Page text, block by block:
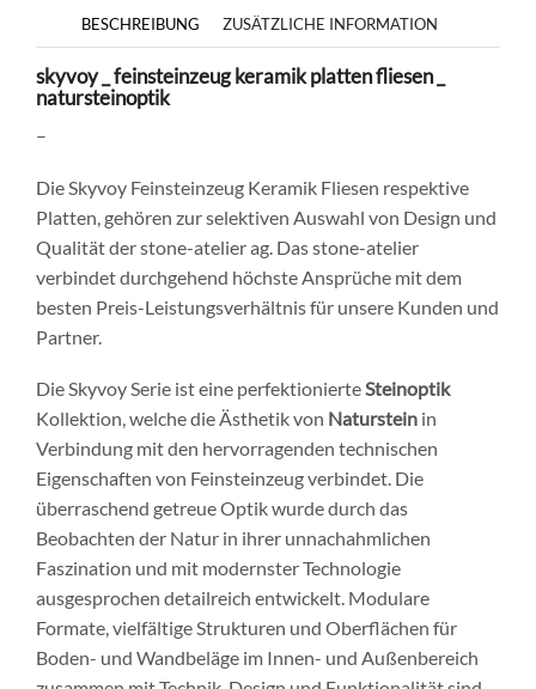
BESCHREIBUNG ZUSÄTZLICHE INFORMATION
skyvoy _ feinsteinzeug keramik platten fliesen _
natursteinoptik
–
Die Skyvoy Feinsteinzeug Keramik Fliesen respektive
Platten, gehören zur selektiven Auswahl von Design und
Qualität der stone-atelier ag. Das stone-atelier
verbindet durchgehend höchste Ansprüche mit dem
besten Preis-Leistungsverhältnis für unsere Kunden und
Partner.
Die Skyvoy Serie ist eine perfektionierteSteinoptik
Kollektion, welche die Ästhetik von Naturstein in
Verbindung mit den hervorragenden technischen
Eigenschaften von Feinsteinzeug verbindet. Die
überraschend getreue Optik wurde durch das
Beobachten der Natur in ihrer unnachahmlichen
Faszination und mit modernster Technologie
ausgesprochen detailreich entwickelt. Modulare
Formate, vielfältige Strukturen und Oberflächen für
Boden- und Wandbeläge im Innen- und Außenbereich